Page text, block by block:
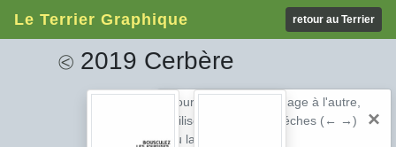
Le Terrier Graphique retour au Terrier
Pour passer d'une image à l'autre,
utilisez les touches fléches (← →)
ou la barre espace
×
⧀2019 Cerbère